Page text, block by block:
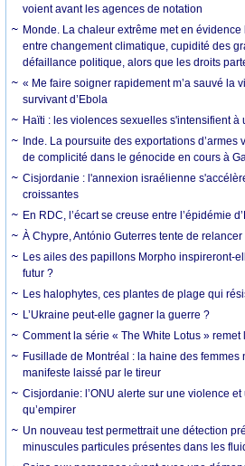
voient avant les agences de notation
Monde. La chaleur extrême met en
entre changement climatique, cupidité des
défaillance politique, alors que les droits
« Me faire soigner rapidement m’a sauvé la
survivant d’Ebola
Haïti : les violences sexuelles s'intensifient à
Inde. La poursuite des exportations d’armes
de complicité dans le génocide en cours à
Cisjordanie : l'annexion israélienne
croissantes
En RDC, l’écart se creuse entre l’épidémie
À Chypre, António Guterres tente de
Les ailes des papillons Morpho inspireront-
futur ?
Les halophytes, ces plantes de plage qui
L’Ukraine peut-elle gagner la guerre ?
Comment la série « The White Lotus »
Fusillade de Montréal : la haine des femmes
manifeste laissé par le tireur
Cisjordanie: l’ONU alerte sur une violence
qu’empirer
Un nouveau test permettrait une détection
minuscules particules présentes dans les